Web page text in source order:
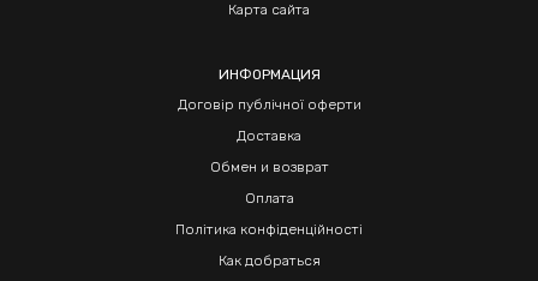
Карта сайта
ИНФОРМАЦИЯ
Договір публічної оферти
Доставка
Обмен и возврат
Оплата
Політика конфіденційності
Как добраться